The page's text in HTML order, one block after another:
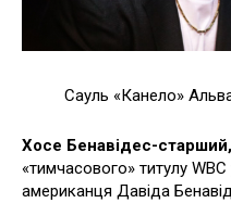
Сауль «Канело»
Хосе Бенавідес-старший,
«тимчасового» титулу WBC
американця Давіда